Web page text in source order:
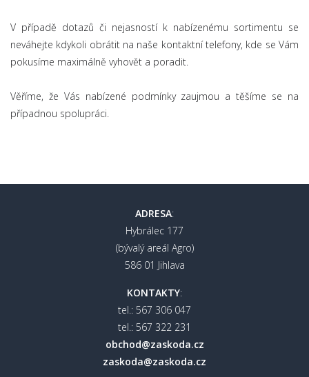
V případě dotazů či nejasností k nabízenému sortimentu se
neváhejte kdykoli obrátit na naše kontaktní telefony, kde se Vám
pokusíme maximálně vyhovět a poradit.
Věříme, že Vás nabízené podmínky zaujmou a těšíme se na
případnou spolupráci.
ADRESA:
Hybrálec 177
(bývalý areál Agro)
586 01 Jihlava
KONTAKTY:
tel.: 567 306 047
tel.: 567 322 231
obchod@zaskoda.cz
zaskoda@zaskoda.cz